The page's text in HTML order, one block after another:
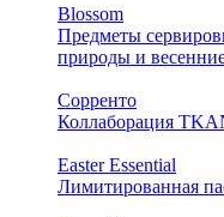
Blossom
Предметы
природы и
Сорренто
Коллаборация
Easter Essential
Лимитированная